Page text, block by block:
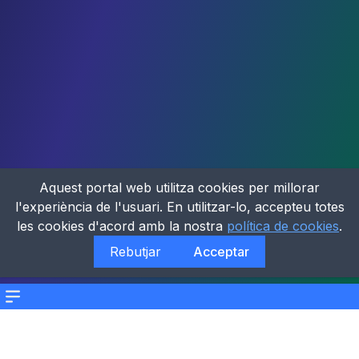
Menu
Aquest portal web utilitza cookies per millorar
l'experiència de l'usuari. En utilitzar-lo, accepteu totes
les cookies d'acord amb la nostra política de cookies.
Rebutjar
Acceptar